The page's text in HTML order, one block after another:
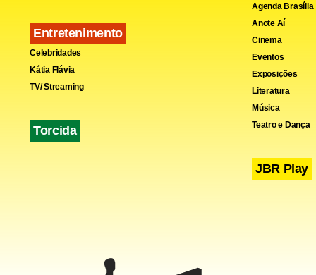
e o governo
Entretenimento
Celebridades
Kátia Flávia
TV/ Streaming
Torcida
Agenda Brasília
Anote Aí
Cinema
Eventos
Exposições
Literatura
Música
Teatro e Dança
JBR Play